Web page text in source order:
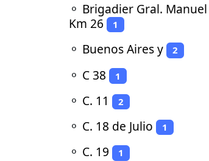
⚬ Brigadier Gral.
Km 26
1
⚬ Buenos Aires y 2
⚬ C 38 1
⚬ C. 11 2
⚬ C. 18 de Julio 1
⚬ C. 19 1